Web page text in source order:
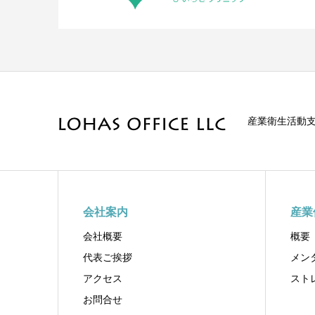
産業衛生活動
会社案内
会社概要
代表ご挨拶
アクセス
お問合せ
産
概要
メン
スト